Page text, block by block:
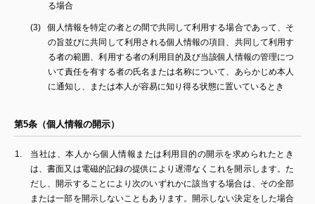
る場合
個人情報を特定の者との間で共同して利用する場合であって、そ
の旨並びに共同して利用される個人情報の項目、共同して利用す
る者の範囲、利用する者の利用目的及び当該個人情報の管理につ
いて責任を有する者の氏名または名称について、あらかじめ本人
に通知し、または本人が容易に知り得る状態に置いているとき
第5条（個人情報の開示）
当社は、本人から個人情報または利用目的の開示を求められたとき
は、書面又は電磁的記録の提供により遅滞なくこれを開示します。た
だし、開示することにより次のいずれかに該当する場合は、その全部
または一部を開示しないこともあります。開示しない決定をした場合